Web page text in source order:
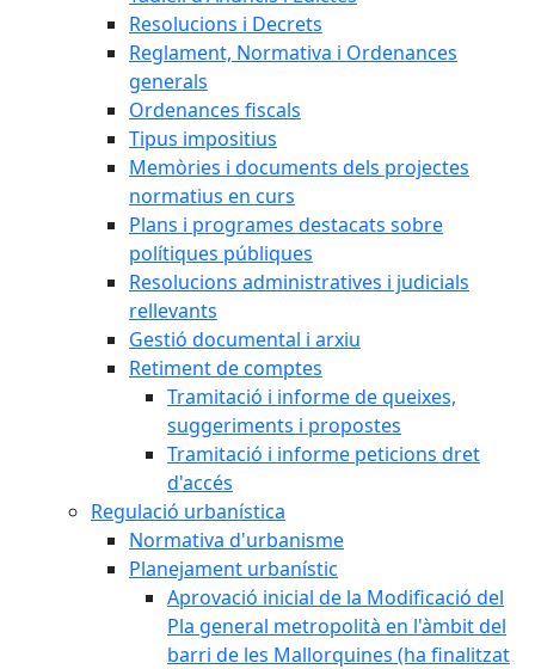
Resolucions i Decrets
Reglament, Normativa i Ordenances
generals
Ordenances fiscals
Tipus impositius
Memòries i documents dels projectes
normatius en curs
Plans i programes destacats sobre
polítiques públiques
Resolucions administratives i judicials
rellevants
Gestió documental i arxiu
Retiment de comptes
Tramitació i informe de queixes,
suggeriments i propostes
Tramitació i informe peticions dret
d'accés
Regulació urbanística
Normativa d'urbanisme
Planejament urbanístic
Aprovació inicial de la Modificació del
Pla general metropolità en l'àmbit del
barri de les Mallorquines (ha finalitzat